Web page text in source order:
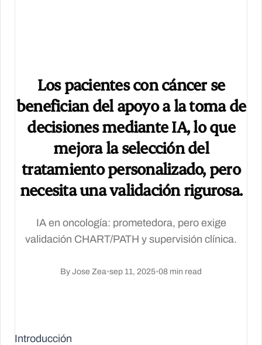
Los pacientes con cáncer se
benefician del apoyo a la toma de
decisiones mediante IA, lo que
mejora la selección del
tratamiento personalizado, pero
necesita una validación rigurosa.
IA en oncología: prometedora, pero exige
validación CHART/PATH y supervisión clínica.
By Jose Zea•sep 11, 2025•08 min read
Introducción